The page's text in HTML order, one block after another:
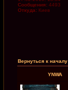
Сообщения: 4493
Откуда: Киев
Вернуться к началу
YNWA